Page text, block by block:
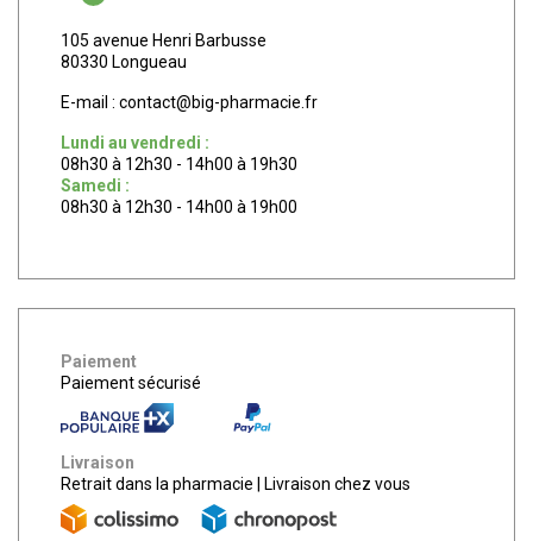
105 avenue Henri Barbusse
80330 Longueau
E-mail : contact@big-pharmacie.fr
Lundi au vendredi :
08h30 à 12h30 - 14h00 à 19h30
Samedi :
08h30 à 12h30 - 14h00 à 19h00
Paiement
Paiement sécurisé
Livraison
Retrait dans la pharmacie
Livraison chez vous